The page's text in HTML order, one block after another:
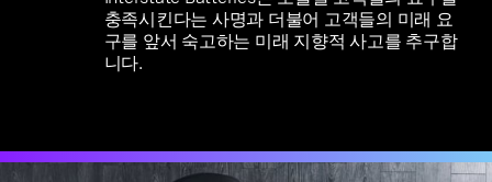
충족시킨다는 사명과 더불어 고객들의 미래 요
구를 앞서 숙고하는 미래 지향적 사고를 추구합
니다.